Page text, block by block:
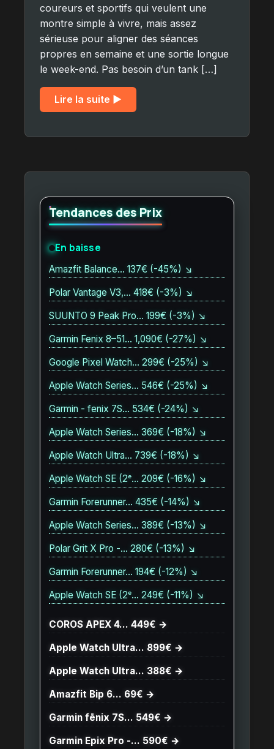
coureurs et sportifs qui veulent une
montre simple à vivre, mais assez
sérieuse pour aligner des séances
propres en semaine et une sortie longue
le week-end. Pas besoin d’un tank […]
Lire la suite ▶︎
Tendances des Prix
En baisse
Amazfit Balance… 137€ (-45%) ↘
Polar Vantage V3,… 418€ (-3%) ↘
SUUNTO 9 Peak Pro… 199€ (-3%) ↘
Garmin Fenix 8–51… 1,090€ (-27%) ↘
Google Pixel Watch… 299€ (-25%) ↘
Apple Watch Series… 546€ (-25%) ↘
Garmin - fenix 7S… 534€ (-24%) ↘
Apple Watch Series… 369€ (-18%) ↘
Apple Watch Ultra… 739€ (-18%) ↘
Apple Watch SE (2ᵉ… 209€ (-16%) ↘
Garmin Forerunner… 435€ (-14%) ↘
Apple Watch Series… 389€ (-13%) ↘
Polar Grit X Pro -… 280€ (-13%) ↘
Garmin Forerunner… 194€ (-12%) ↘
Apple Watch SE (2ᵉ… 249€ (-11%) ↘
COROS APEX 4… 449€ →
Apple Watch Ultra… 899€ →
Apple Watch Ultra… 388€ →
Amazfit Bip 6… 69€ →
Garmin fēnix 7S… 549€ →
Garmin Epix Pro -… 590€ →